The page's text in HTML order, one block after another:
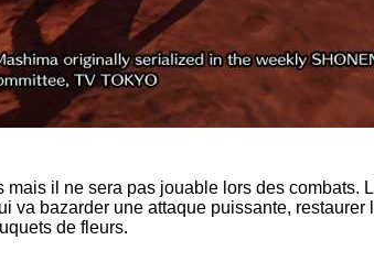
mais il ne sera pas jouable lors des
va bazarder une attaque puissante,
de fleurs.